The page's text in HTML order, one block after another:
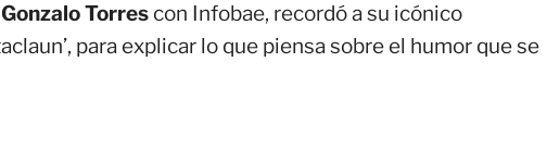
Gonzalo Torres con Infobae, recordó a su icónico
para explicar lo que piensa sobre el humor que se